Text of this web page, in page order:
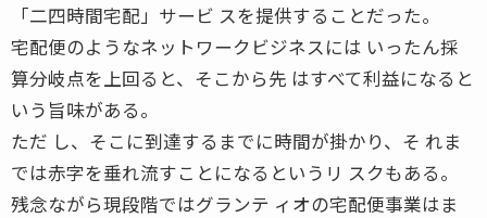
「二四時間宅配」サービ スを提供することだった。
宅配便のようなネットワークビジネスには いったん採
算分岐点を上回ると、そこから先 はすべて利益になると
いう旨味がある。
ただ し、そこに到達するまでに時間が掛かり、そ れま
では赤字を垂れ流すことになるというリ スクもある。
残念ながら現段階ではグランテ ィオの宅配便事業はま